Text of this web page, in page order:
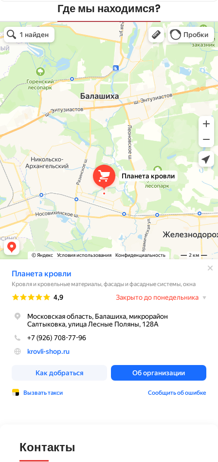
Где мы находимся?
Планета кровли
Кровля и кровельные материалы в Балашихе
Окна в Балашихе
Контакты